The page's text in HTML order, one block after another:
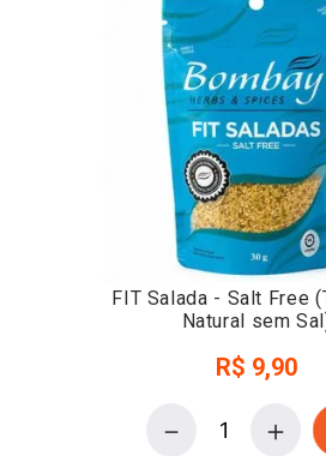
FIT Salada - Salt Free
Natural sem
R$ 9,90
＋
－